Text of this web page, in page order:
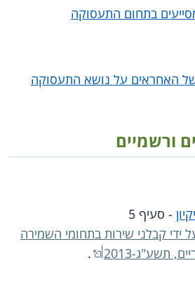
בתחום התעסוקה
האחראים על נושא התעסוקה
ורשמיים
- סעיף 5
ידי קבלני שירות בתחומי השמירה
תשע"ג-2013
.